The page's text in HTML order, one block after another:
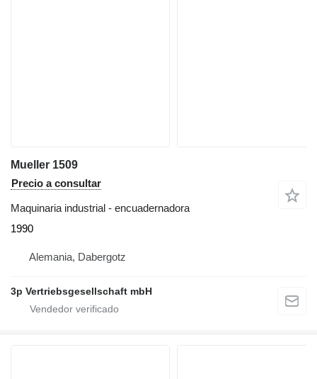
Mueller 1509
Precio a consultar
Maquinaria industrial - encuadernadora
1990
Alemania, Dabergotz
3p Vertriebsgesellschaft mbH